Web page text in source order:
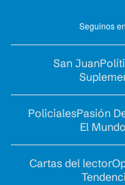
Seguinos
San Juan
PolicialesPasión
El Mundo
Cartas del lector